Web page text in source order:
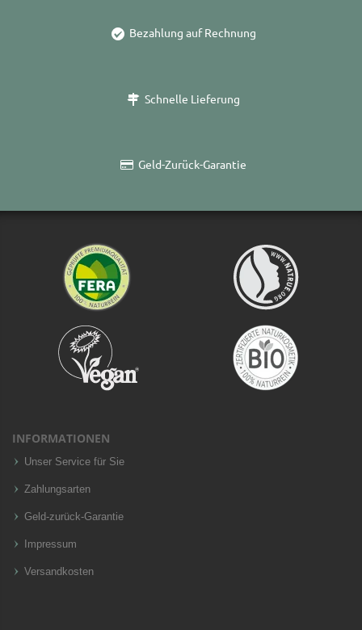
Bezahlung auf Rechnung
Schnelle Lieferung
Geld-Zurück-Garantie
INFORMATIONEN
Unser Service für Sie
Zahlungsarten
Geld-zurück-Garantie
Impressum
Versandkosten